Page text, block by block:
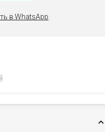
в WhatsApp